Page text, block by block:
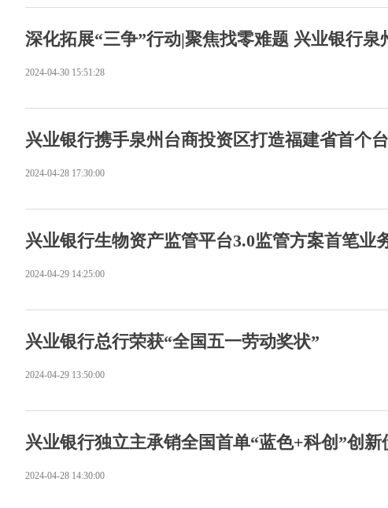
深化拓展“三争”行动|聚焦找零难题 兴业银行
2024-04-30 15:51:28
兴业银行携手泉州台商投资区打造福建省首个
2024-04-28 17:30:00
兴业银行生物资产监管平台3.0监管方案首笔业
2024-04-29 14:25:00
兴业银行总行荣获“全国五一劳动奖状”
2024-04-29 13:50:00
兴业银行独立主承销全国首单“蓝色+科创”创新
2024-04-28 14:30:00